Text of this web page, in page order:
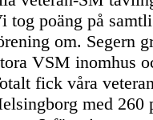
tog poäng på
om. Segern
VSM inomhus
fick våra
med 260